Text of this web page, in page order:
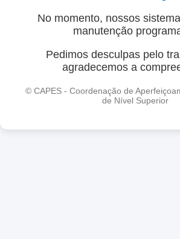
No momento, nossos
manutenção
Pedimos desculpas pelo
agradecemos a
© CAPES - Coordenação de
de Nível Superior